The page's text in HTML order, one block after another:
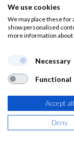
Ropa
desechable
Ropa
En esta sección
para trabajar
tipo de prendas
We use cookies
We may place these for
show personalised
more information about
Necessary
Functional
Accept all
Deny